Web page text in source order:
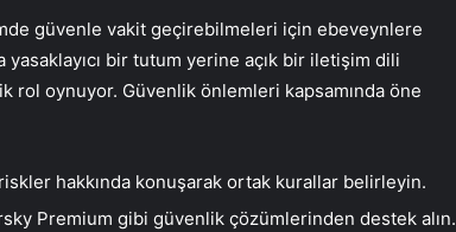
güvenle vakit geçirebilmeleri için ebeveynlere
bir tutum yerine açık bir iletişim dili
rol oynuyor. Güvenlik önlemleri kapsamında öne
hakkında konuşarak ortak kurallar belirleyin.
Premium gibi güvenlik çözümlerinden destek alın.